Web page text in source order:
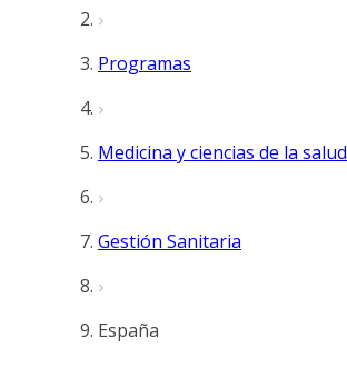
Programas
Medicina y ciencias de la salud
Gestión Sanitaria
España